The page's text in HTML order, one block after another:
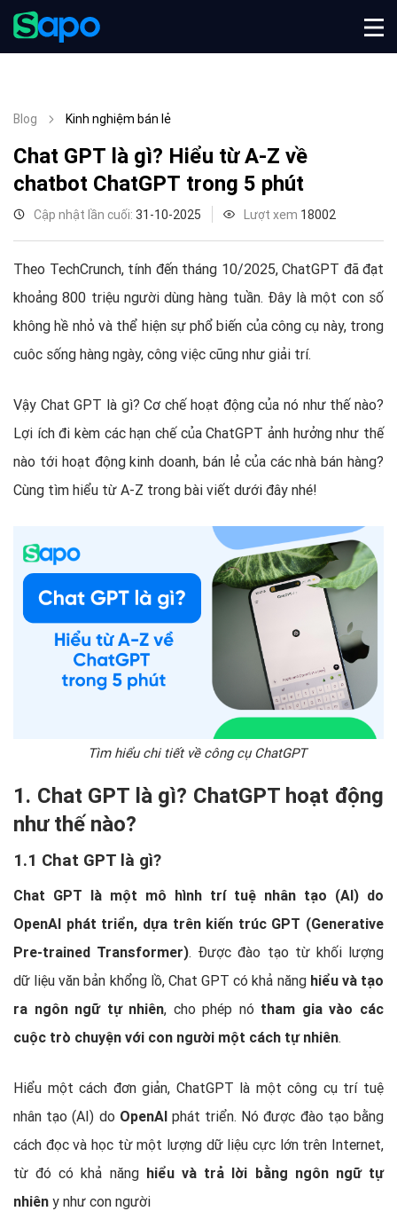
Blog Kinh nghiệm bán lẻ
Chat GPT là gì? Hiểu từ A-Z về
chatbot ChatGPT trong 5 phút
Cập nhật lần cuối: 31-10-2025 Lượt xem 18002
Theo TechCrunch, tính đến tháng 10/2025, ChatGPT đã đạt
khoảng 800 triệu người dùng hàng tuần. Đây là một con số
không hề nhỏ và thể hiện sự phổ biến của công cụ này, trong
cuôc sống hàng ngày, công việc cũng như giải trí.
Vậy Chat GPT là gì? Cơ chế hoạt động của nó như thế nào?
Lợi ích đi kèm các hạn chế của ChatGPT ảnh hưởng như thế
nào tới hoạt động kinh doanh, bán lẻ của các nhà bán hàng?
Cùng tìm hiểu từ A-Z trong bài viết dưới đây nhé!
Tìm hiểu chi tiết về công cụ ChatGPT
1. Chat GPT là gì? ChatGPT hoạt động
như thế nào?
1.1 Chat GPT là gì?
Chat GPT là một mô hình trí tuệ nhân tạo (AI) do
OpenAI phát triển, dựa trên kiến trúc GPT (Generative
Pre-trained Transformer). Được đào tạo từ khối lượng
dữ liệu văn bản khổng lồ, Chat GPT có khả năng hiểu và tạo
ra ngôn ngữ tự nhiên, cho phép nó tham gia vào các
cuộc trò chuyện với con người một cách tự nhiên.
Hiểu một cách đơn giản, ChatGPT là một công cụ trí tuệ
nhân tạo (AI) do OpenAIphát triển. Nó được đào tạo bằng
cách đọc và học từ một lượng dữ liệu cực lớn trên Internet,
từ đó có khả năng hiểu và trả lời bằng ngôn ngữ tự
nhiên y như con người